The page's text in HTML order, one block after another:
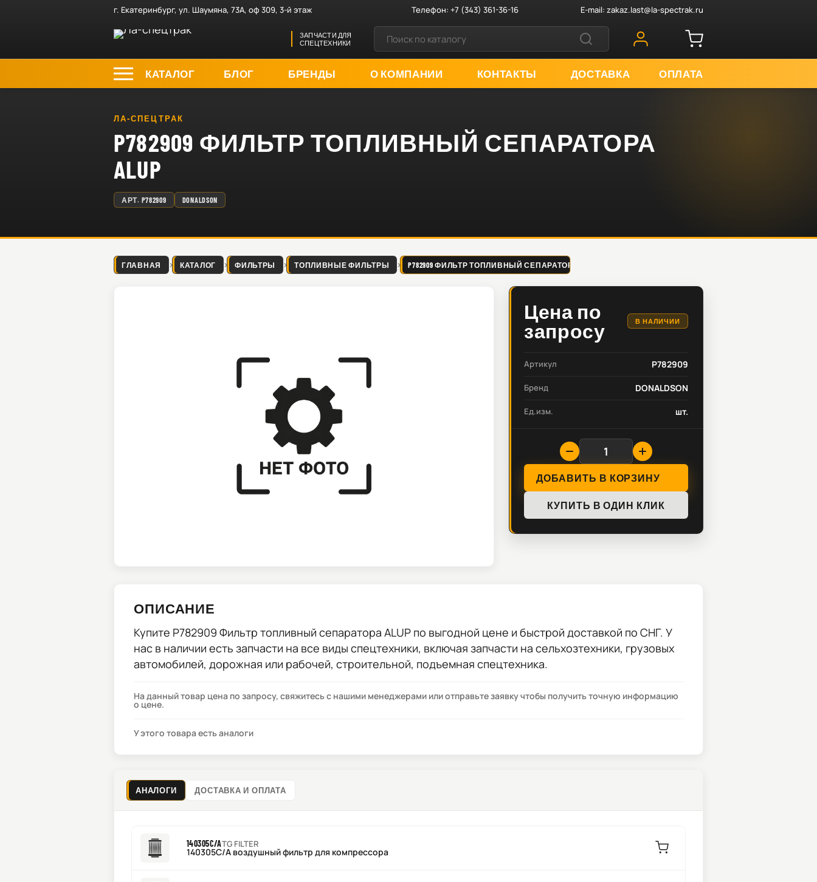
г. Екатеринбург, ул. Шаумяна, 73А, оф 309, 3-й этаж Телефон:+7 (343) 361-36-16 E-mail: zakaz.last@la-spectrak.ru
ЗАПЧАСТИ ДЛЯ
СПЕЦТЕХНИКИ
КАТАЛОГ БЛОГ БРЕНДЫ О КОМПАНИИ КОНТАКТЫ ДОСТАВКА ОПЛАТА
ЛА-СПЕЦТРАК
P782909 ФИЛЬТР ТОПЛИВНЫЙ СЕПАРАТОРА
ALUP
АРТ. P782909 DONALDSON
ГЛАВНАЯ КАТАЛОГ ФИЛЬТРЫ ТОПЛИВНЫЕ ФИЛЬТРЫ P782909 ФИЛЬТР ТОПЛИВНЫЙ СЕПАРАТОРА ALUP
Цена по
запросу
В НАЛИЧИИ
Артикул P782909
Бренд DONALDSON
Ед.изм. шт.
ДОБАВИТЬ В КОРЗИНУ
КУПИТЬ В ОДИН КЛИК
ОПИСАНИЕ
Купите P782909 Фильтр топливный сепаратора ALUP по выгодной цене и быстрой доставкой по СНГ. У
нас в наличии есть запчасти на все виды спецтехники, включая запчасти на сельхозтехники, грузовых
автомобилей, дорожная или рабочей, строительной, подъемная спецтехника.
На данный товар цена по запросу, свяжитесь с нашими менеджерами или отправьте заявку чтобы получить точную информацию
о цене.
У этого товара есть аналоги
АНАЛОГИ ДОСТАВКА И ОПЛАТА
140305C/ATG FILTER
140305C/A воздушный фильтр для компрессора